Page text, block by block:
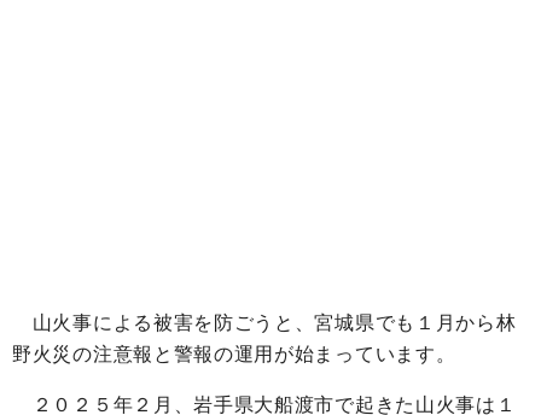
山火事による被害を防ごうと、宮城県でも１月から林
野火災の注意報と警報の運用が始まっています。
２０２５年２月、岩手県大船渡市で起きた山火事は１